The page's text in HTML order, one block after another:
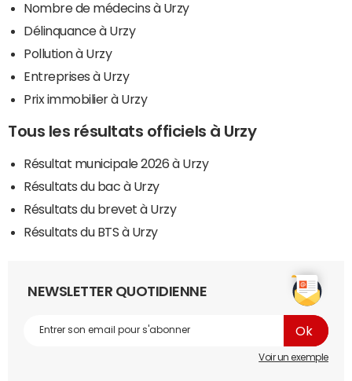
Nombre de médecins à Urzy
Délinquance à Urzy
Pollution à Urzy
Entreprises à Urzy
Prix immobilier à Urzy
Tous les résultats officiels à Urzy
Résultat municipale 2026 à Urzy
Résultats du bac à Urzy
Résultats du brevet à Urzy
Résultats du BTS à Urzy
NEWSLETTER QUOTIDIENNE
Voir un exemple